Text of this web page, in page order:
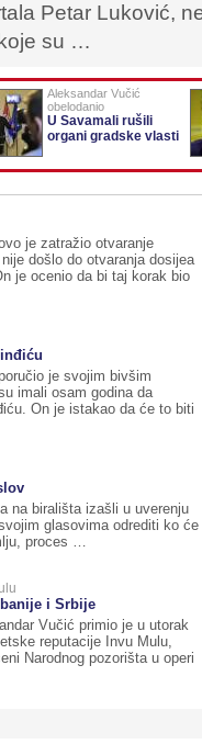
Petar Luković,
su …
Aleksandar Vučić
obelodanio
U Savamali rušili
organi gradske vlasti
je zatražio otvaranje
došlo do otvaranja dosijea
je ocenio da bi taj korak bio
je svojim bivšim
imali osam godina da
On je istakao da će to biti
na birališta izašli u uverenju
glasovima odrediti ko će
proces …
i Srbije
Vučić primio je u utorak
reputacije Invu Mulu,
Narodnog pozorišta u operi